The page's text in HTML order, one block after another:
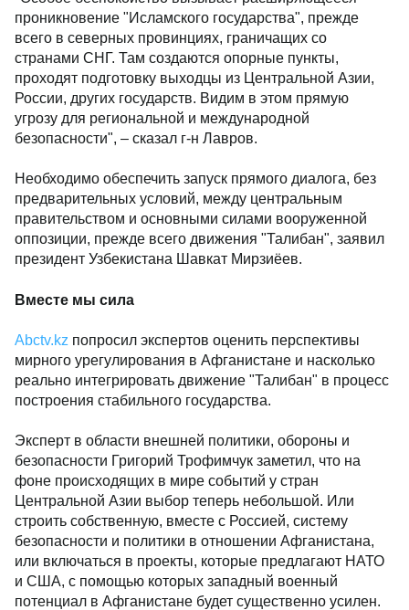
проникновение "Исламского государства", прежде
всего в северных провинциях, граничащих со
странами СНГ. Там создаются опорные пункты,
проходят подготовку выходцы из Центральной Азии,
России, других государств. Видим в этом прямую
угрозу для региональной и международной
безопасности", – сказал г-н Лавров.
Необходимо обеспечить запуск прямого диалога, без
предварительных условий, между центральным
правительством и основными силами вооруженной
оппозиции, прежде всего движения "Талибан", заявил
президент Узбекистана Шавкат Мирзиёев.
Вместе мы сила
Abctv.kz попросил экспертов оценить перспективы
мирного урегулирования в Афганистане и насколько
реально интегрировать движение "Талибан" в процесс
построения стабильного государства.
Эксперт в области внешней политики, обороны и
безопасности Григорий Трофимчук заметил, что на
фоне происходящих в мире событий у стран
Центральной Азии выбор теперь небольшой. Или
строить собственную, вместе с Россией, систему
безопасности и политики в отношении Афганистана,
или включаться в проекты, которые предлагают НАТО
и США, с помощью которых западный военный
потенциал в Афганистане будет существенно усилен.